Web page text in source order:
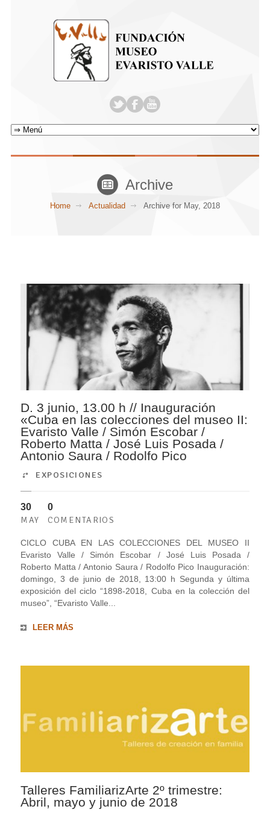
Archive
Home Actualidad Archive for May, 2018
D. 3 junio, 13.00 h // Inauguración
«Cuba en las colecciones del museo II:
Evaristo Valle / Simón Escobar /
Roberto Matta / José Luis Posada /
Antonio Saura / Rodolfo Pico
EXPOSICIONES
30
MAY
0
COMENTARIOS
CICLO CUBA EN LAS COLECCIONES DEL MUSEO II
Evaristo Valle / Simón Escobar / José Luis Posada /
Roberto Matta / Antonio Saura / Rodolfo Pico Inauguración:
domingo, 3 de junio de 2018, 13:00 h Segunda y última
exposición del ciclo “1898-2018, Cuba en la colección del
museo”, “Evaristo Valle...
LEER MÁS
Talleres FamiliarizArte 2º trimestre:
Abril, mayo y junio de 2018